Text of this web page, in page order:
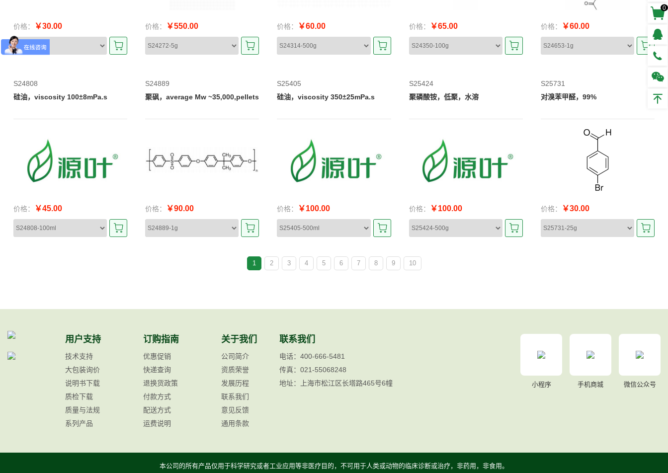
价格： ￥30.00 价格： ￥550.00 价格： ￥60.00 价格： ￥65.00 价格： ￥60.00
S24808
硅油，viscosity 100±8mPa.s
价格： ￥45.00
S24889
聚砜，average Mw ~35,000,pellets
价格： ￥90.00
S25405
硅油，viscosity 350±25mPa.s
价格： ￥100.00
S25424
聚磷酸铵，低聚，水溶
价格： ￥100.00
S25731
对溴苯甲醛，99%
价格： ￥30.00
1 2 3 4 5 6 7 8 9 10
用户支持
技术支持
大包装询价
说明书下载
质检下载
质量与法规
系列产品
订购指南
优惠促销
快递查询
退换货政策
付款方式
配送方式
运费说明
关于我们
公司简介
资质荣誉
发展历程
联系我们
意见反馈
通用条款
联系我们
电话：400-666-5481
传真：021-55068248
地址：上海市松江区长塔路465号6幢
小程序 手机商城 微信公众号
本公司的所有产品仅用于科学研究或者工业应用等非医疗目的，不可用于人类或动物的临床诊断或治疗，非药用，非食用。
0